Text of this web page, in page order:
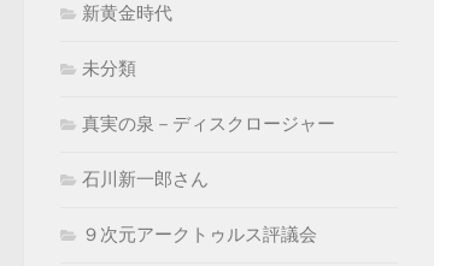
新黄金時代
未分類
真実の泉－ディスクロージャー
石川新一郎さん
９次元アークトゥルス評議会